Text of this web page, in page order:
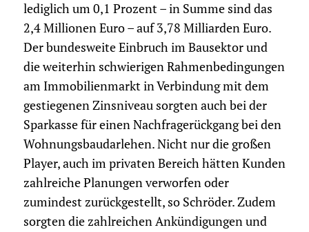
lediglich um 0,1 Prozent – in Summe sind das
2,4 Millionen Euro – auf 3,78 Milliarden Euro.
Der bundesweite Einbruch im Bausektor und
die weiterhin schwierigen Rahmenbedingungen
am Immobilienmarkt in Verbindung mit dem
gestiegenen Zinsniveau sorgten auch bei der
Sparkasse für einen Nachfragerückgang bei den
Wohnungsbaudarlehen. Nicht nur die großen
Player, auch im privaten Bereich hätten Kunden
zahlreiche Planungen verworfen oder
zumindest zurückgestellt, so Schröder. Zudem
sorgten die zahlreichen Ankündigungen und